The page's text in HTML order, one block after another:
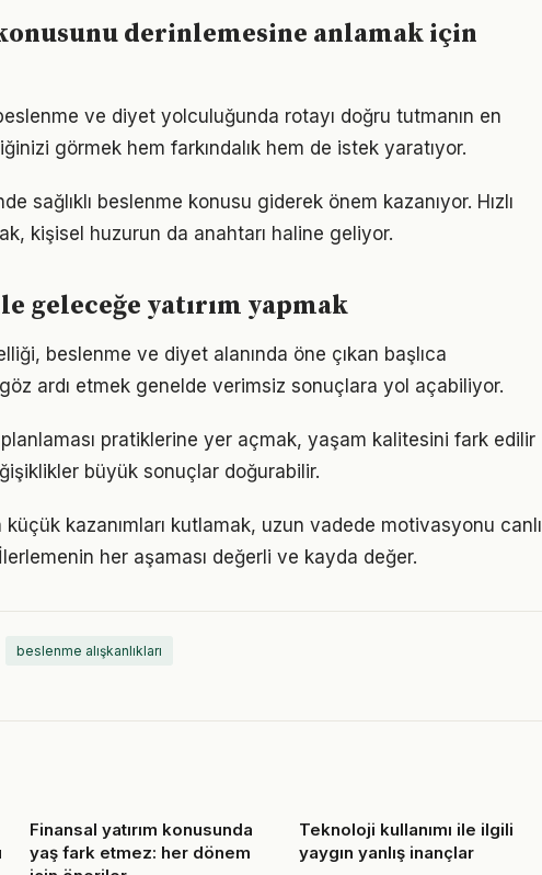
derinlemesine anlamak için
ve diyet yolculuğunda rotayı doğru tutmanın en
görmek hem farkındalık hem de istek yaratıyor.
sağlıklı beslenme konusu giderek önem kazanıyor. Hızlı
kişisel huzurun da anahtarı haline geliyor.
geleceğe yatırım yapmak
beslenme ve diyet alanında öne çıkan başlıca
ardı etmek genelde verimsiz sonuçlara yol açabiliyor.
pratiklerine yer açmak, yaşam kalitesini fark edilir
büyük sonuçlar doğurabilir.
kazanımları kutlamak, uzun vadede motivasyonu canlı
her aşaması değerli ve kayda değer.
beslenme alışkanlıkları
Finansal yatırım konusunda
yaş fark etmez: her dönem
Teknoloji kullanımı ile ilgili
yaygın yanlış inançlar